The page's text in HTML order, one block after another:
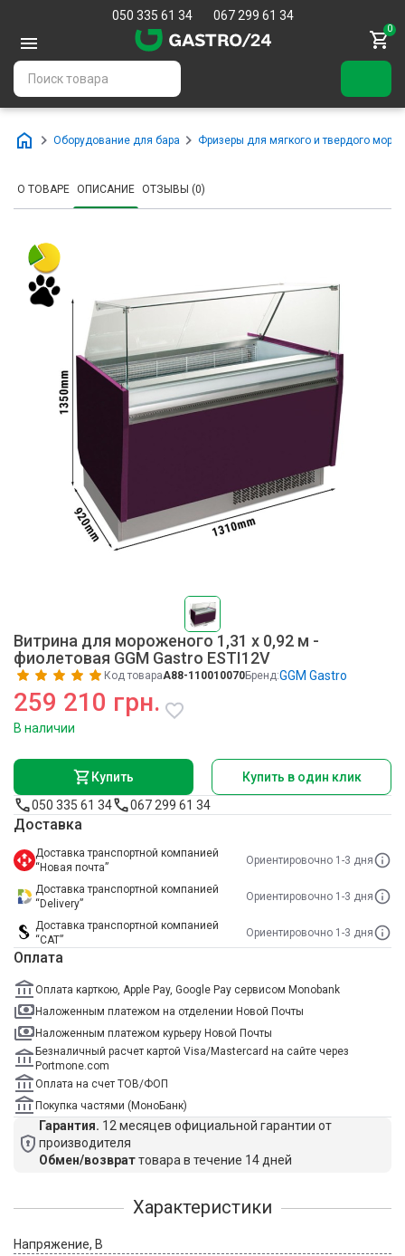
050 335 61 34 067 299 61 34
0
Оборудование для бара Фризеры для мягкого и твердого
О ТОВАРЕ ОПИСАНИЕ ОТЗЫВЫ (0)
Витрина для мороженого 1,31 x 0,92 м -
фиолетовая GGM Gastro ESTI12V
Код товараA88-110010070Бренд:GGM Gastro
259 210 грн.
В наличии
Купить
Купить в один клик
050 335 61 34
067 299 61 34
Доставка
Доставка транспортной компанией
“Новая почта”
Ориентировочно 1-3 дня
Доставка транспортной компанией
“Delivery”
Ориентировочно 1-3 дня
Доставка транспортной компанией
“САТ”
Ориентировочно 1-3 дня
Оплата
Оплата карткою, Apple Pay, Google Pay сервисом Monobank
Наложенным платежом на отделении Новой Почты
Наложенным платежом курьеру Новой Почты
Безналичный расчет картой Visa/Mastercard на сайте через
Portmone.com
Оплата на счет ТОВ/ФОП
Покупка частями (МоноБанк)
Гарантия. 12 месяцев официальной гарантии от
производителя
Обмен/возвраттовара в течение 14 дней
Характеристики
Напряжение, В